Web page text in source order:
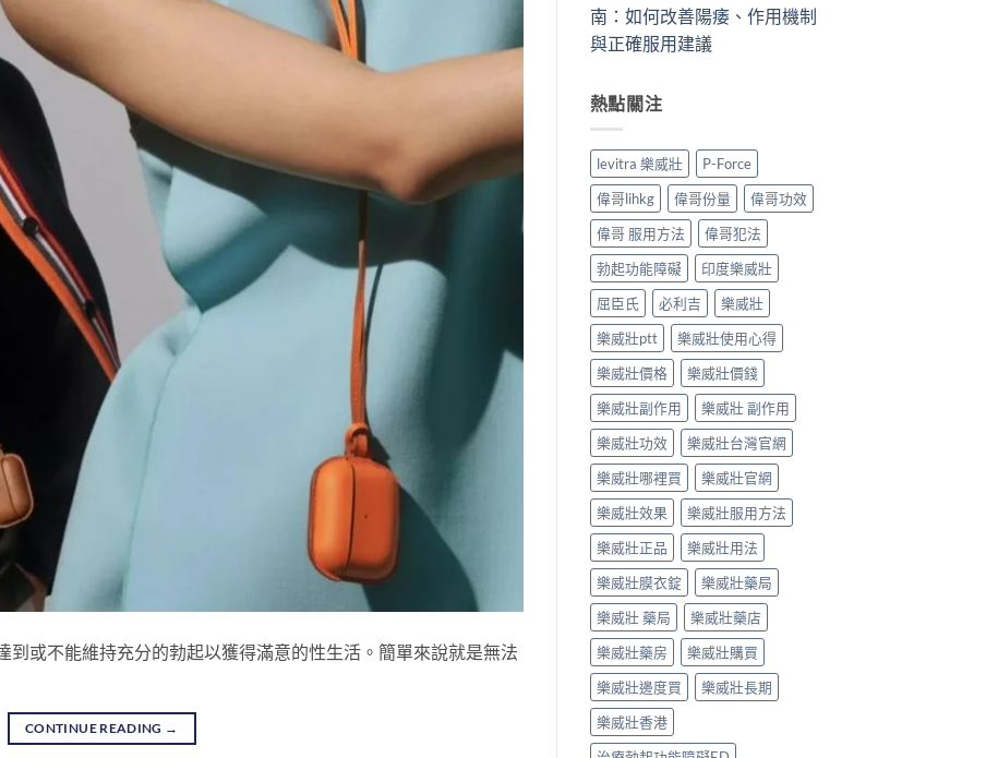
到或不能維持充分的勃起以獲得滿意的性生活。簡單來說就是無法
CONTINUE READING →
南：如何改善陽痿、作用機制
與正確服用建議
熱點關注
levitra 樂威壯
P-Force
偉哥lihkg
偉哥份量
偉哥功效
偉哥 服用方法
偉哥犯法
勃起功能障礙
印度樂威壯
屈臣氏
必利吉
樂威壯
樂威壯ptt
樂威壯使用心得
樂威壯價格
樂威壯價錢
樂威壯副作用
樂威壯 副作用
樂威壯功效
樂威壯台灣官網
樂威壯哪裡買
樂威壯官網
樂威壯效果
樂威壯服用方法
樂威壯正品
樂威壯用法
樂威壯膜衣錠
樂威壯藥局
樂威壯 藥局
樂威壯藥店
樂威壯藥房
樂威壯購買
樂威壯邊度買
樂威壯長期
樂威壯香港